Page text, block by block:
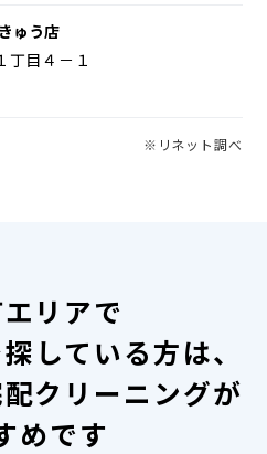
ゅう店
目４－１
※リネット調べ
リアで
している方は、
クリーニングが
めです